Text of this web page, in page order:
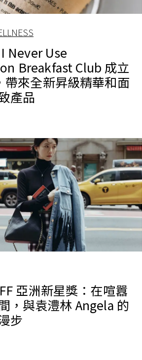
Never Use
Breakfast Club 成立
帶來全新昇級精華和面
產品
亞洲新星獎：在喧囂
，與袁澧林 Angela 的
步